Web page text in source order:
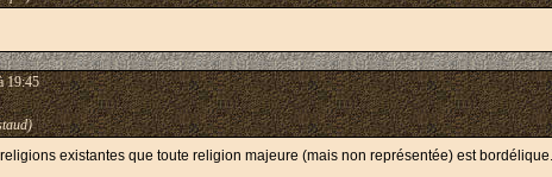
19:45
existantes que toute religion majeure (mais non représentée) est bordélique.